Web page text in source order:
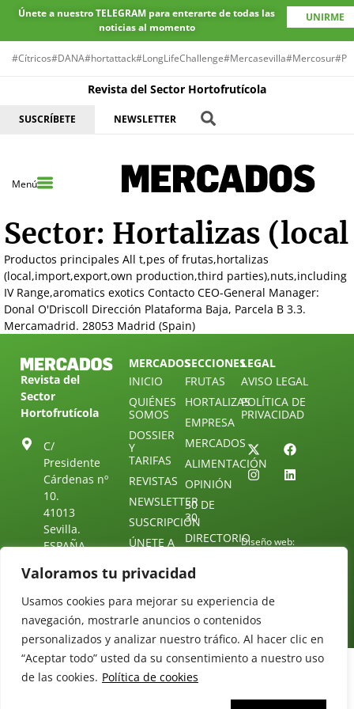
Valoramos tu privacidad
Usamos cookies para mejorar su experiencia de
navegación, mostrarle anuncios o contenidos
personalizados y analizar nuestro tráfico. Al hacer clic en
“Aceptar todo” usted da su consentimiento a nuestro uso
de las cookies. Política de cookies
Únete a nuestro TELEGRAM para enterarte de todas las
noticias al momento
UNIRME
#Cítricos#DANA#hortattack#LongLifeChallenge#Mercasevilla#Mercosur
Revista del Sector Hortofrutícola
SUSCRÍBETE NEWSLETTER
Menú
Sector: Hortalizas (local
Productos principales All t,pes of frutas,hortalizas
(local,import,export,own production,third parties),nuts,including
IV Range,aromatics exotics Contacto CEO-General Manager:
Donal O'Driscoll Dirección Plataforma Baja, Parcela B 3.3.
Mercamadrid. 28053 Madrid (Spain)
Revista del
Sector
Hortofrutícola
C/
Presidente
Cárdenas nº
10.
41013
Sevilla.
ESPAÑA
Tel: (+34) 954
redaccion@revistamercados.com
MERCADOS
INICIO
QUIÉNES
SOMOS
DOSSIER
Y
TARIFAS
REVISTAS
NEWSLETTER
SUSCRIPCIÓN
ÚNETE A
TELEGRAM
SECCIONES
FRUTAS
HORTALIZAS
EMPRESA
MERCADOS
ALIMENTACIÓN
OPINIÓN
30 DE
30
DIRECTORIO
LEGAL
AVISO LEGAL
POLÍTICA DE
PRIVACIDAD
Diseño web: